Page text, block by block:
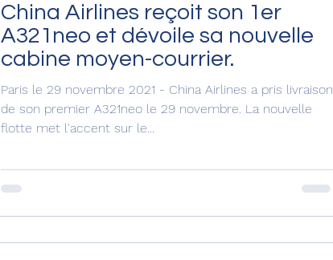
China Airlines reçoit son 1er
A321neo et dévoile sa nouvelle
cabine moyen-courrier.
Paris le 29 novembre 2021 - China Airlines a pris livraison
de son premier A321neo le 29 novembre. La nouvelle
flotte met l'accent sur le...